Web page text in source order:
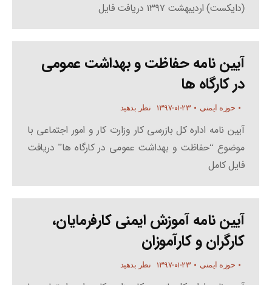
(دایکست) اردیبهشت ۱۳۹۷ دریافت فایل
آیین نامه حفاظت و بهداشت عمومی
در کارگاه ها
حوزه ایمنی ۱۳۹۷-۰۱-۲۳ نظر بدهید
آیین نامه اداره کل بازرسی کار وزارت کار و امور اجتماعی با
موضوع “حفاظت و بهداشت عمومی در کارگاه ها” دریافت
فایل کامل
آیین نامه آموزش ایمنی کارفرمایان،
کارگران و کارآموزان
حوزه ایمنی ۱۳۹۷-۰۱-۲۳ نظر بدهید